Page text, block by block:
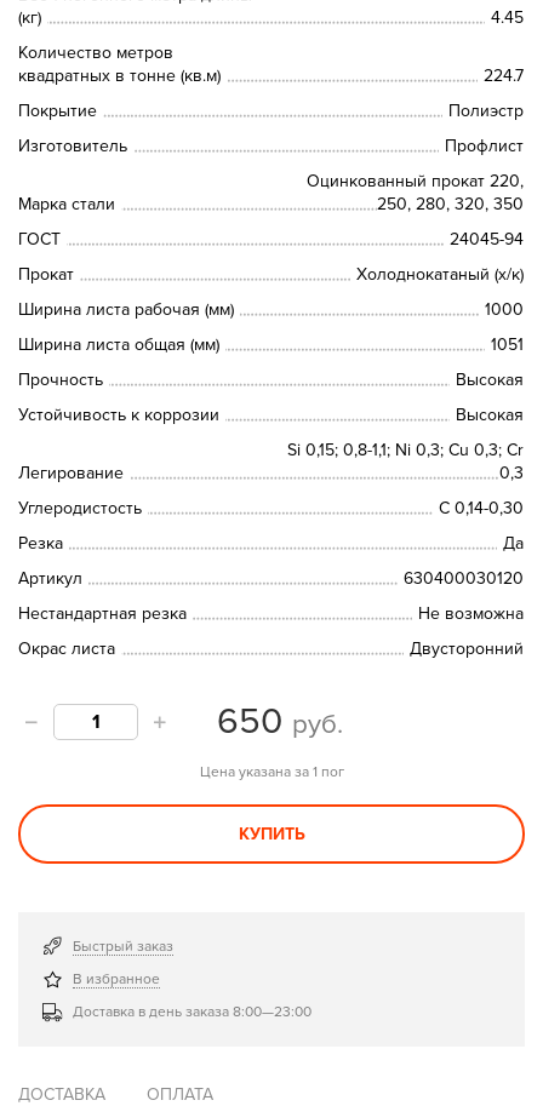
(кг)
4.45
Количество метров
квадратных в тонне (кв.м)
224.7
Покрытие
Полиэстр
Изготовитель
Профлист
Марка стали
Оцинкованный прокат 220,
250, 280, 320, 350
ГОСТ
24045-94
Прокат
Холоднокатаный (х/к)
Ширина листа рабочая (мм)
1000
Ширина листа общая (мм)
1051
Прочность
Высокая
Устойчивость к коррозии
Высокая
Легирование
Si 0,15; 0,8-1,1; Ni 0,3; Сu 0,3; Cr
0,3
Углеродистость
C 0,14-0,30
Резка
Да
Артикул
630400030120
Нестандартная резка
Не возможна
Окрас листа
Двусторонний
650 руб.
Цена указана за 1 пог
КУПИТЬ
Быстрый заказ
В избранное
Доставка в день заказа 8:00—23:00
ДОСТАВКА ОПЛАТА